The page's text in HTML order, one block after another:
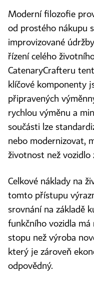
Moderní filozofie
od prostého nákupu
improvizované
řízení celého
CatenaryCrafteru
klíčové komponenty
připravených
rychlou výměnu a
součásti lze
nebo modernizovat,
životnost než vozidlo
Celkové náklady na
tomto přístupu
srovnání na základě
funkčního vozidla má
stopu než výroba
který je zároveň
odpovědný.